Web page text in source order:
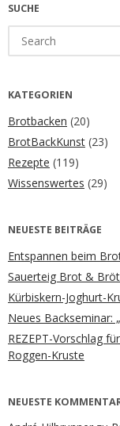
SUCHE
for:
KATEGORIEN
Brotbacken (20)
BrotBackKunst (23)
Rezepte (119)
Wissenswertes (29)
NEUESTE BEITRÄGE
Entspannen beim
Sauerteig Brot &
Kürbiskern-Joghurt-
Neues Backseminar:
REZEPT-Vorschlag
Roggen-Kruste
NEUESTE